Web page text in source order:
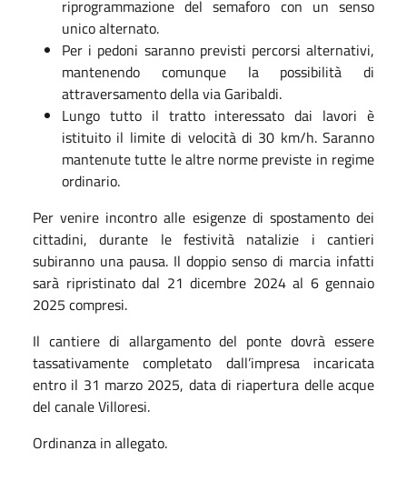
riprogrammazione del semaforo con un senso
unico alternato.
Per i pedoni saranno previsti percorsi alternativi,
mantenendo comunque la possibilità di
attraversamento della via Garibaldi.
Lungo tutto il tratto interessato dai lavori è
istituito il limite di velocità di 30 km/h. Saranno
mantenute tutte le altre norme previste in regime
ordinario.
Per venire incontro alle esigenze di spostamento dei
cittadini, durante le festività natalizie i cantieri
subiranno una pausa. Il doppio senso di marcia infatti
sarà ripristinato dal 21 dicembre 2024 al 6 gennaio
2025 compresi.
Il cantiere di allargamento del ponte dovrà essere
tassativamente completato dall’impresa incaricata
entro il 31 marzo 2025, data di riapertura delle acque
del canale Villoresi.
Ordinanza in allegato.